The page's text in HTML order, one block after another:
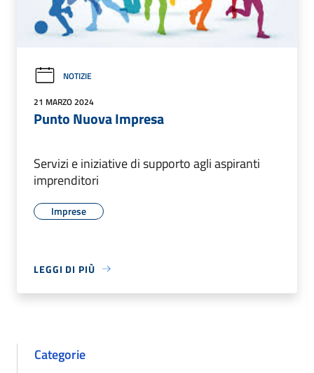
NOTIZIE
21 MARZO 2024
Punto Nuova Impresa
Servizi e iniziative di supporto agli aspiranti
imprenditori
Imprese
LEGGI DI PIÙ
Categorie